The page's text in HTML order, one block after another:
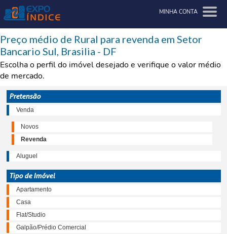
MINHA CONTA
Preço médio de Rural para revenda em Setor
Bancario Sul, Brasilia - DF
Escolha o perfil do imóvel desejado e verifique o valor médio
de mercado.
Pretensão
Venda
Novos
Revenda
Aluguel
Tipo de Imóvel
Apartamento
Casa
Flat/Studio
Galpão/Prédio Comercial